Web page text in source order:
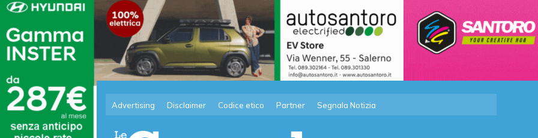
Advertising Disclaimer Codice etico Partner Segnala Notizia